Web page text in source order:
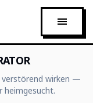
verstörend wirken —
heimgesucht.